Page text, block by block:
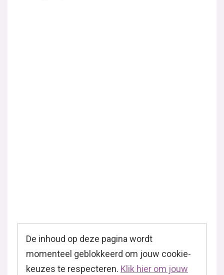
De inhoud op deze pagina wordt
momenteel geblokkeerd om jouw cookie-
keuzes te respecteren. Klik hier om jouw